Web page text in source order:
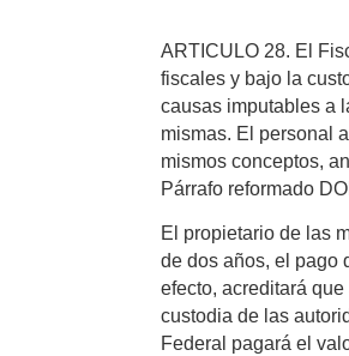
ARTICULO 28. El
fiscales y bajo la
causas imputables a
mismas. El personal
mismos conceptos,
Párrafo reformado
El propietario de las
de dos años, el pago
efecto, acreditará
custodia de las
Federal pagará el